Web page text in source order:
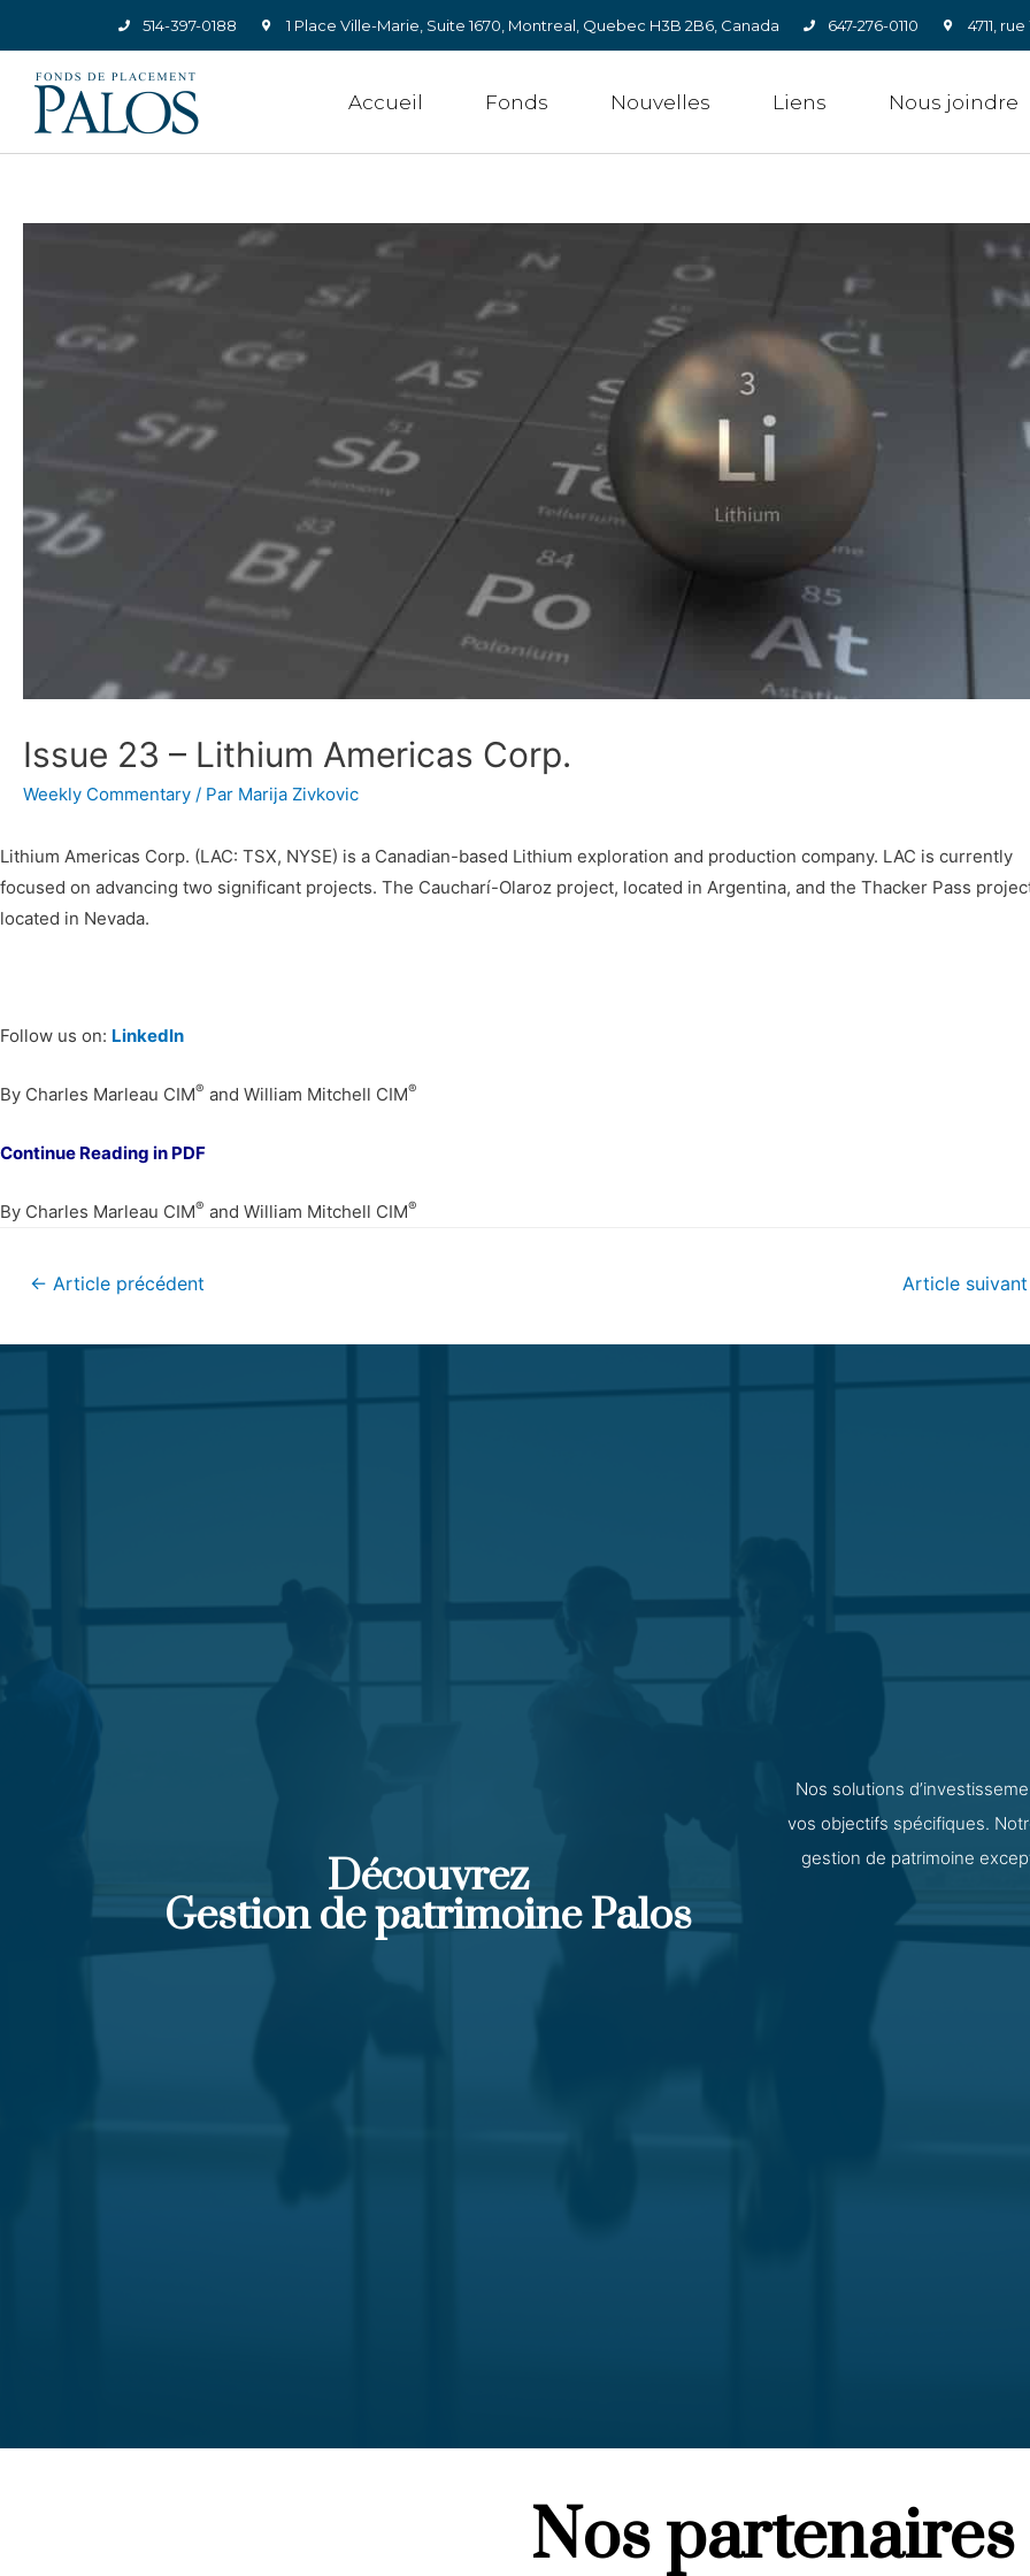
514-397-0188 1 Place Ville-Marie, Suite 1670, Montreal, Quebec H3B 2B6, Canada 647-276-0110 4711,
Accueil Fonds Nouvelles Liens Nous joindre
Issue 23 – Lithium Americas Corp.
Weekly Commentary / Par Marija Zivkovic
Lithium Americas Corp. (LAC: TSX, NYSE) is a Canadian-based Lithium exploration and production company. LAC is currently
focused on advancing two significant projects. The Caucharí-Olaroz project, located in Argentina, and the Thacker Pass
located in Nevada.
Follow us on: LinkedIn
By Charles Marleau CIM® and William Mitchell CIM®
Continue Reading in PDF
By Charles Marleau CIM® and William Mitchell CIM®
← Article précédent Article
Découvrez
Gestion de patrimoine Palos
Nos solutions
vos objectifs spécifiques.
gestion de patrimoine
Nos partenaires